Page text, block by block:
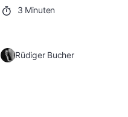
3 Minuten
Rüdiger Bucher